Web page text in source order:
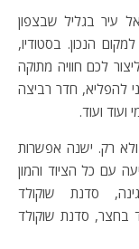
עיר בגליל שבצפון
הנכון. בסטודיו,
לכם חוויה מתוקה
להפליא, חדר רביצה
ועוד.
ולא רק. ישנה אפשרות
עם כל הציוד והמון
סדנת שוקולד
בחצר, סדנת שוקולד